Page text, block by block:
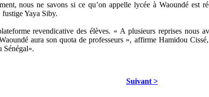
nous ne savons si ce qu’on appelle lycée à Waoundé est
Yaya Siby.
revendicative des élèves. « A plusieurs reprises
aura son quota de professeurs », affirme Hamidou
Sénégal».
Suivant >